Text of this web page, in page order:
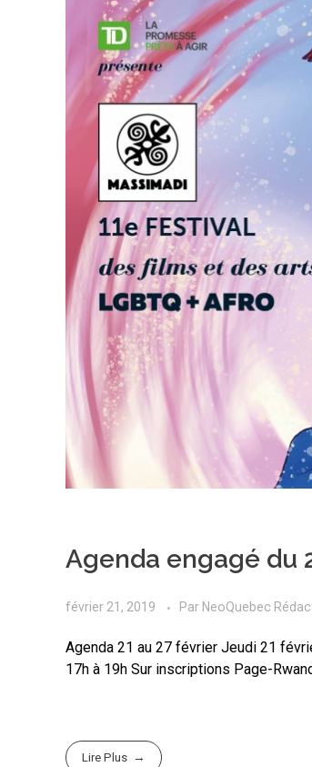
Agenda engagé du
février 21, 2019 Par NeoQuebec
Agenda 21 au 27 février Jeudi 21
17h à 19h Sur inscriptions Page-
Lire Plus